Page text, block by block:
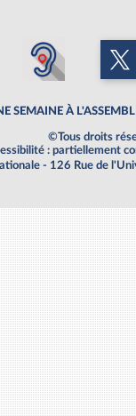
SEMAINE À
©Tous droits
: partiellement
- 126 Rue de